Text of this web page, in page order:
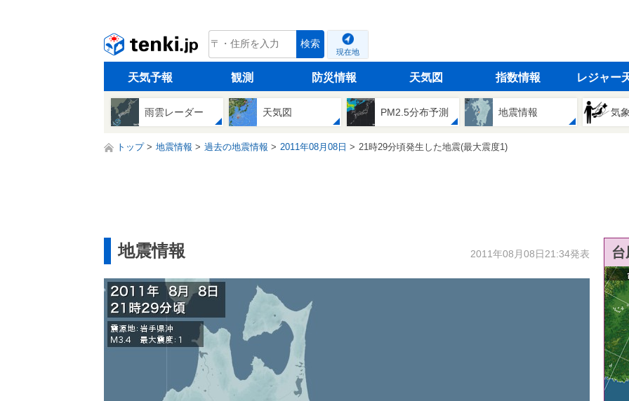
tenki.jp 検索
現在地
天気予報 観測 防災情報 天気図 指数情報 レジャー
雨雲レーダー 天気図 PM2.5分布予測 地震情報 気
トップ 地震情報 過去の地震情報 2011年08月08日 21時29分頃発生した地震(最大震度1)
地震情報 2011年08月08日21:34発表